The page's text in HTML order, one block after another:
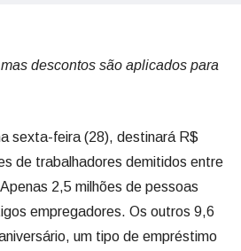
descontos são aplicados para
sexta-feira (28), destinará R$
de trabalhadores demitidos entre
2,5 milhões de pessoas
empregadores. Os outros 9,6
um tipo de empréstimo